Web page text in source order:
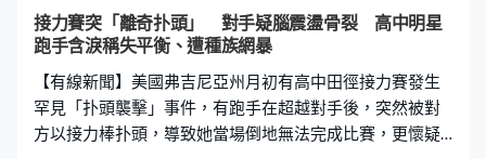
隨後跨坐在受害者身上，內田則多次踢向她腹部。兩人其
後逼村山坐上大橋欄桿，叫喊「掉下去」、「去死」等，
後，警方5月底發現女生
接力賽突「離奇扑頭」 對手疑腦震盪骨裂 高中明星
跑手含淚稱失平衡、遭種族網暴
【有線新聞】美國弗吉尼亞州月初有高中田徑接力賽發生
罕見「扑頭襲擊」事件，有跑手在超越對手後，突然被對
方以接力棒扑頭，導致她當場倒地無法完成比賽，更懷疑